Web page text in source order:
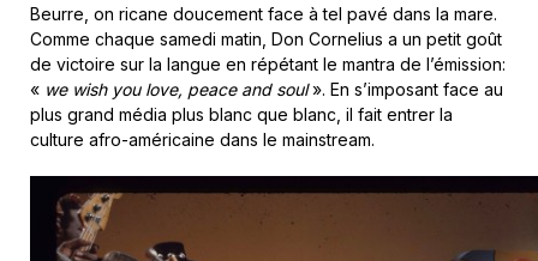
Beurre, on ricane doucement face à tel pavé dans la mare.
Comme chaque samedi matin, Don Cornelius a un petit goût
de victoire sur la langue en répétant le mantra de l’émission:
« we wish you love, peace and soul». En s’imposant face au
plus grand média plus blanc que blanc, il fait entrer la
culture afro-américaine dans le mainstream.